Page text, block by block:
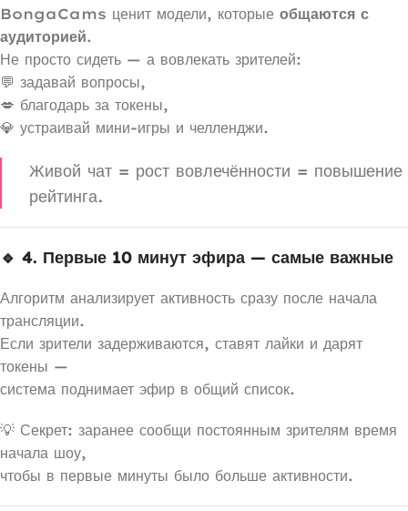
BongaCams ценит модели, которые общаются с
аудиторией.
Не просто сидеть — а вовлекать зрителей:
💬 задавай вопросы,
💋 благодарь за токены,
💎 устраивай мини-игры и челленджи.
Живой чат = рост вовлечённости = повышение
рейтинга.
🔹 4. Первые 10 минут эфира — самые важные
Алгоритм анализирует активность сразу после начала
трансляции.
Если зрители задерживаются, ставят лайки и дарят
токены —
система поднимает эфир в общий список.
💡 Секрет: заранее сообщи постоянным зрителям время
начала шоу,
чтобы в первые минуты было больше активности.